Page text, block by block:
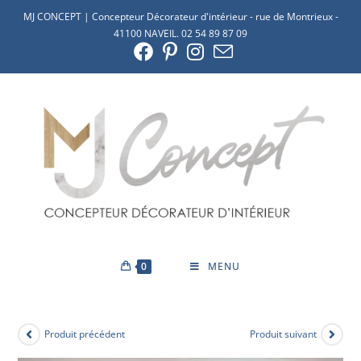
MJ CONCEPT | Concepteur Décorateur d'intérieur - rue de Montrieux -
41100 NAVEIL. 02 54 89 87 09
0 MENU
Produit précédent Produit suivant